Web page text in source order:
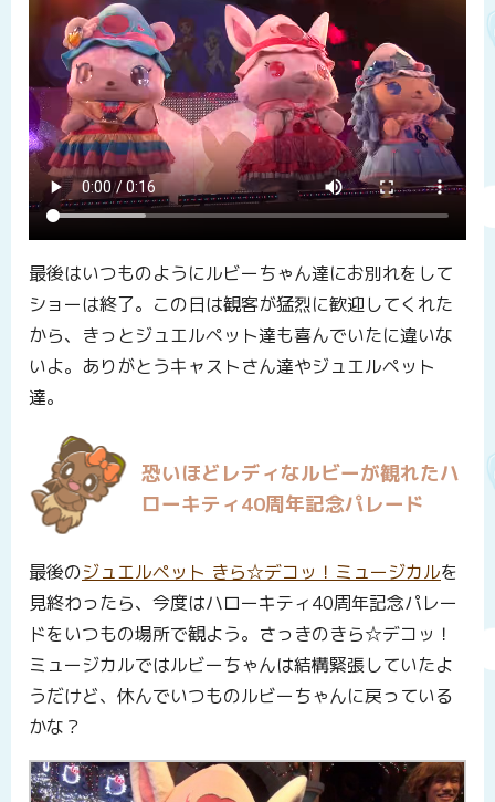
最後はいつものようにルビーちゃん達にお別れをして
ショーは終了。この日は観客が猛烈に歓迎してくれた
から、きっとジュエルペット達も喜んでいたに違いな
いよ。ありがとうキャストさん達やジュエルペット
達。
恐いほどレディなルビーが観れたハ
ローキティ40周年記念パレード
最後のジュエルペット きら☆デコッ！ミュージカルを
見終わったら、今度はハローキティ40周年記念パレー
ドをいつもの場所で観よう。さっきのきら☆デコッ！
ミュージカルではルビーちゃんは結構緊張していたよ
うだけど、休んでいつものルビーちゃんに戻っている
かな？